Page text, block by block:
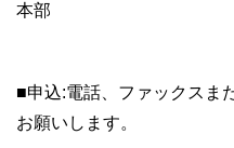
本部
■申込:電話、ファックスま
お願いします。